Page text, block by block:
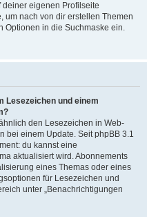
deiner eigenen Profilseite
um nach von dir erstellen Themen
Optionen in die Suchmaske ein.
Lesezeichen und einem
den Lesezeichen in Web-
bei einem Update. Seit phpBB 3.1
du kannst eine
aktualisiert wird. Abonnements
eines Themas oder eines
für Lesezeichen und
unter „Benachrichtigungen